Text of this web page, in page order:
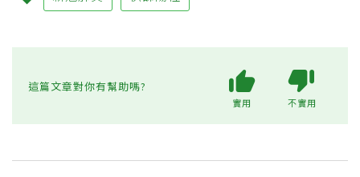
這篇文章對你有幫助嗎?
實用 不實用